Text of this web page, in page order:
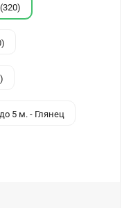
5 м. - Глянец